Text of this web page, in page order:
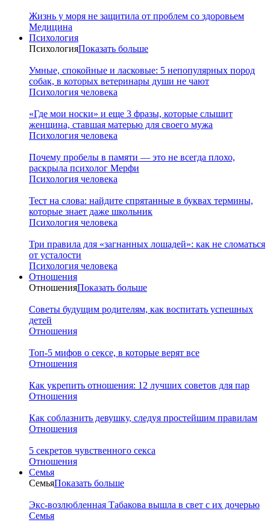
Жизнь у моря не защитила от проблем со здоровьем
Медицина
Психология
ПсихологияПоказать больше
Умные, спокойные и ласковые: 5 непопулярных пород
собак, в которых ветеринары души не чают
Психология человека
«Где мои носки» и еще 3 фразы, которые слышит
женщина, ставшая матерью для своего мужа
Психология человека
Почему пробелы в памяти — это не всегда плохо,
раскрыла психолог Мерфи
Психология человека
Тест на слова: найдите спрятанные в буквах термины,
которые знает даже школьник
Психология человека
Три правила для «загнанных лошадей»: как не сломаться
от усталости
Психология человека
Отношения
ОтношенияПоказать больше
Советы будущим родителям, как воспитать успешных
детей
Отношения
Топ-5 мифов о сексе, в которые верят все
Отношения
Как укрепить отношения: 12 лучших советов для пар
Отношения
Как соблазнить девушку, следуя простейшим правилам
Отношения
5 секретов чувственного секса
Отношения
Семья
СемьяПоказать больше
Экс-возлюбленная Табакова вышла в свет с их дочерью
Семья